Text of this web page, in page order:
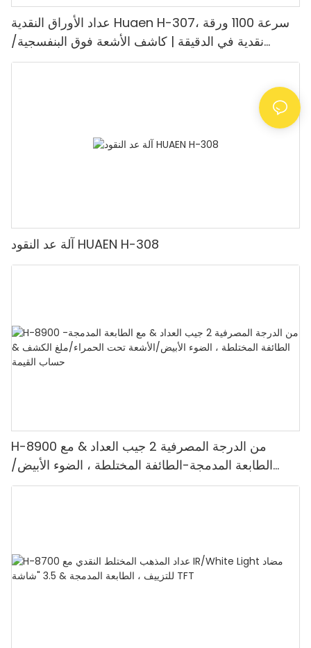
عداد الأوراق النقدية Huaen H-307، سرعة 1100 ورقة
نقدية في الدقيقة | كاشف الأشعة فوق البنفسجية/
المغناطيسية/الأشعة تحت الحمراء/التزييف، مناسب لعد
آلة عد النقود HUAEN H-308
H-8900 من الدرجة المصرفية 2 جيب العداد & مع
الطابعة المدمجة-الطائفة المختلطة ، الضوء الأبيض/
الأشعة تحت الحمراء/ملغ الكشف & حساب القيمة